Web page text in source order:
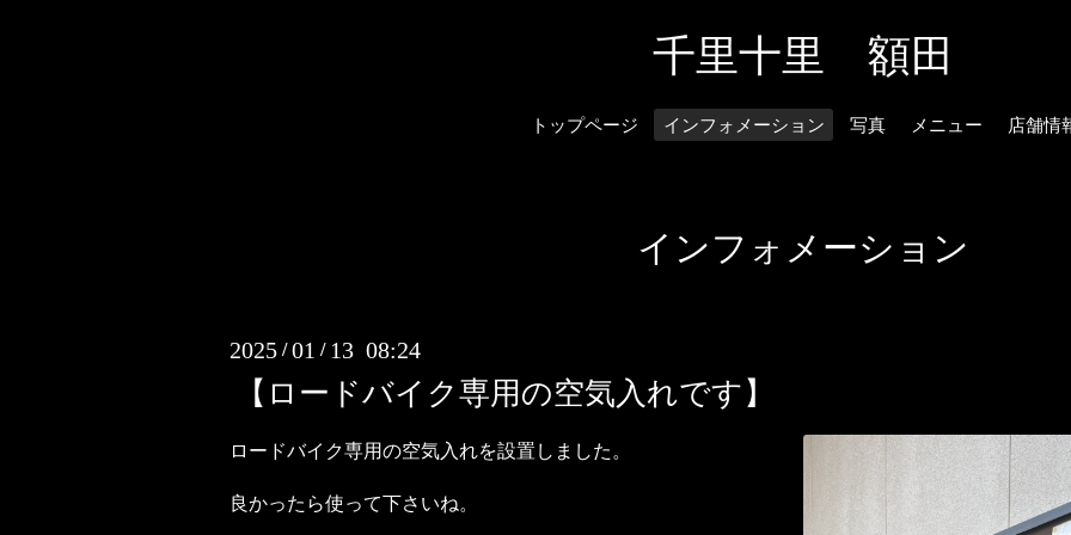
千里十里 額田
トップページ インフォメーション 写真 メニュー 店舗情
インフォメーション
2025 /01 / 13 08:24
【ロードバイク専用の空気入れです】
ロードバイク専用の空気入れを設置しました。
良かったら使って下さいね。